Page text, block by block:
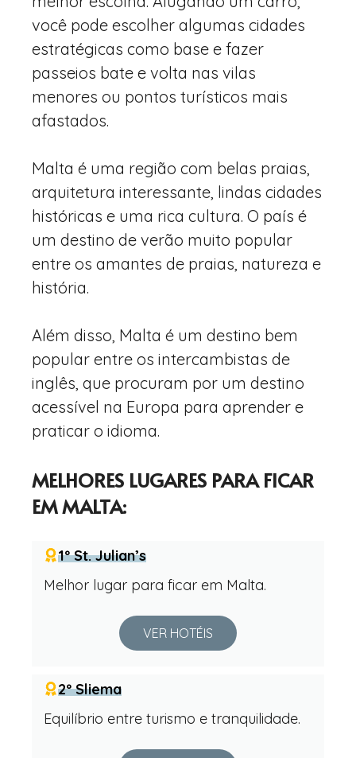
você pode escolher algumas cidades
estratégicas como base e fazer
passeios bate e volta nas vilas
menores ou pontos turísticos mais
afastados.
Malta é uma região com belas praias,
arquitetura interessante, lindas cidades
históricas e uma rica cultura. O país é
um destino de verão muito popular
entre os amantes de praias, natureza e
história.
Além disso, Malta é um destino bem
popular entre os intercambistas de
inglês, que procuram por um destino
acessível na Europa para aprender e
praticar o idioma.
MELHORES LUGARES PARA FICAR
EM MALTA:
1º St. Julian’s
Melhor lugar para ficar em Malta.
VER HOTÉIS
2º Sliema
Equilíbrio entre turismo e tranquilidade.